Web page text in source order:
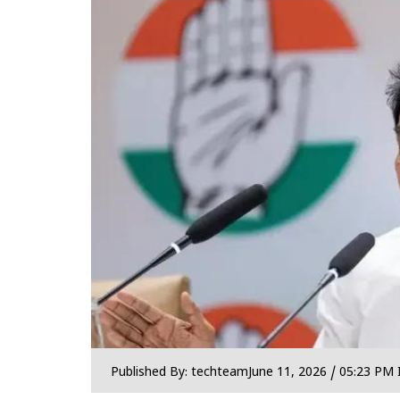
Published By: techteamJune 11, 2026 / 05:23 PM